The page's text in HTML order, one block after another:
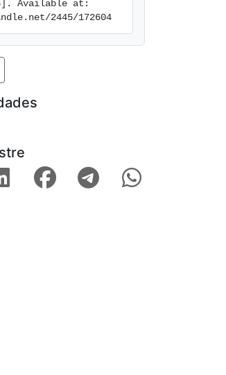
Available at:
2445/172604